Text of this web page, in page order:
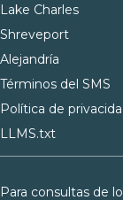
Lake Charles
Shreveport
Alejandría
Términos del SMS
Política de
LLMS.txt
Para consultas de